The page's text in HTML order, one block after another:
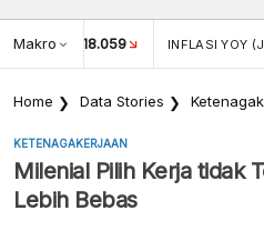
Makro
USD/IDR 18.059 INFLASI YOY
Home Data Stories
KETENAGAKERJAAN
Milenial Pilih Kerja tidak
Lebih Bebas